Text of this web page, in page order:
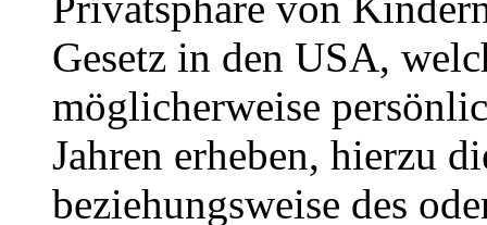
Gesetz in den USA,
möglicherweise
Jahren erheben, hierzu
beziehungsweise des